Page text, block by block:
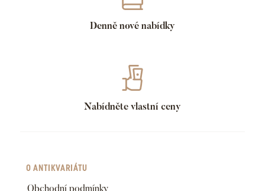
Denně nové nabídky
Nabídněte vlastní ceny
O ANTIKVARIÁTU
Obchodní podmínky